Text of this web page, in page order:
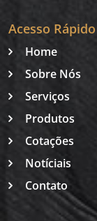
Acesso Rápido
Home
Sobre Nós
Serviços
Produtos
Cotações
Notíciais
Contato